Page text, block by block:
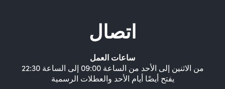
اتصال
ساعات العمل
من الاثنين إلى الأحد من الساعة 09:00 إلى الساعة 22:30
يفتح أيضًا أيام الأحد والعطلات الرسمية